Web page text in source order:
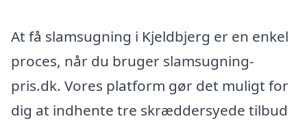
At få slamsugning i Kjeldbjerg er en enkel
proces, når du bruger slamsugning-
pris.dk. Vores platform gør det muligt for
dig at indhente tre skræddersyede tilbud